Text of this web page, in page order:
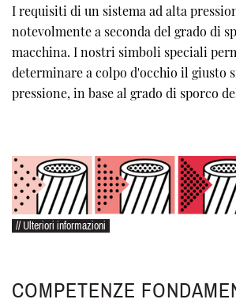
I requisiti di un sistema ad alta
notevolmente a seconda del grado di
macchina. I nostri simboli speciali
determinare a colpo d'occhio il giusto
pressione, in base al grado di sporco
// Ulteriori informazioni
COMPETENZE